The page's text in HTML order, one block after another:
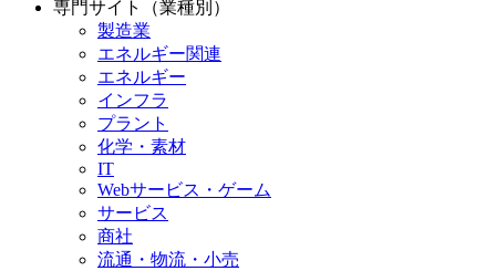
専門サイト（業種別）
製造業
エネルギー関連
エネルギー
インフラ
プラント
化学・素材
IT
Webサービス・ゲーム
サービス
商社
流通・物流・小売